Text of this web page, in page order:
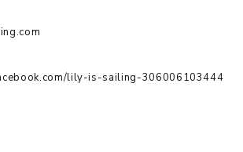
lily-is-sailing-306006103444